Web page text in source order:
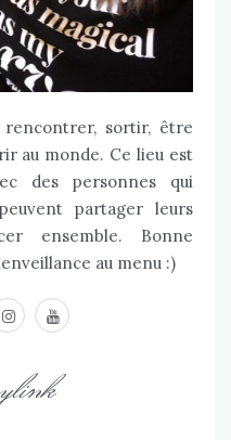
rencontrer, sortir, être
au monde. Ce lieu est
des personnes qui
partager leurs
ensemble. Bonne
au menu :)
youtube